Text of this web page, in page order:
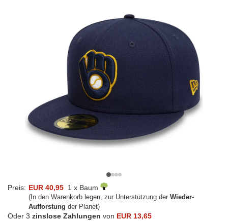
Preis: EUR 40,95 1 x Baum
(In den Warenkorb legen, zur Unterstützung der Wieder-
Aufforstung der Planet)
Oder 3 zinslose Zahlungen von EUR 13,65